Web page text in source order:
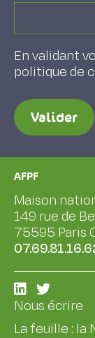
En validant
politique de
Valider
AFPF
Maison
149 rue de
75595 Paris
Nous écrire
La feuille : la